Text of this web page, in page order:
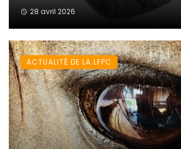
28 avril 2026
ACTUALITÉ DE LA LFPC